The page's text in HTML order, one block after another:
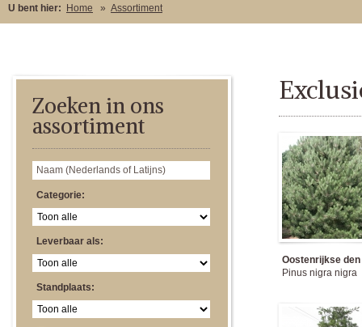
U bent hier: Home » Assortiment
Zoeken in ons
assortiment
Categorie:
Leverbaar als:
Standplaats:
Oostenrijkse den
Pinus nigra nigra